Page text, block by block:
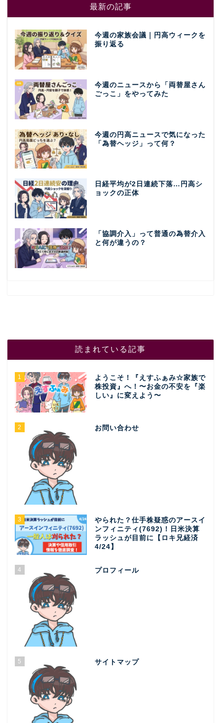
最新の記事
今週の家族会議｜円高ウィークを
振り返る
今週のニュースから「両替屋さん
ごっこ」をやってみた
今週の円高ニュースで気になった
「為替ヘッジ」って何？
日経平均が2日連続下落…円高シ
ョックの正体
「協調介入」って普通の為替介入
と何が違うの？
読まれている記事
1
ようこそ！『えすふぁみ☆家族で
株投資』へ！〜お金の不安を『楽
しい』に変えよう〜
2 お問い合わせ
3
やられた？仕手株疑惑のアースイ
ンフィニティ(7692)！日米決算
ラッシュが目前に【ロキ兄経済
4/24】
4 プロフィール
5 サイトマップ